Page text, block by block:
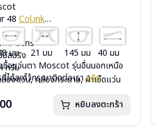
48 Col.ink
Lens
มีสปริง
กรัม
องแว่น, กล่องกระดาษ, ผ้าเช็ดแว่น
มม 21 มม 145 มม
40 มม
ชื้อแว่นตา Moscot รุ่นอื่นนอกเหนือ
ที่ได้ลงไว้กรุณาติดต่อเราคลิก
หยิบลงตะกร้า